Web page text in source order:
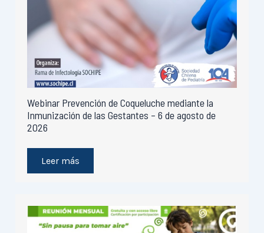
Webinar Prevención de Coqueluche mediante la
Inmunización de las Gestantes – 6 de agosto de
2026
Leer más